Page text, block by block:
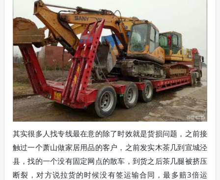
其实很多人找专线最在意的除了时效就是货损问题，之前接
触过一个萧山做家居用品的客户，之前发实木茶几到宣城泾
县，找的一个没有固定网点的散车，到货之后茶几腿被挤压
断裂，对方说拉货的时候没有签运输合同，最多赔3倍运